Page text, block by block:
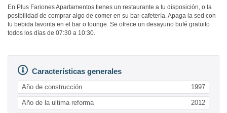
En Plus Fariones Apartamentos tienes un restaurante a tu disposición, o la
posibilidad de comprar algo de comer en su bar-cafetería. Apaga la sed con
tu bebida favorita en el bar o lounge. Se ofrece un desayuno bufé gratuito
todos los días de 07:30 a 10:30.
Características generales
Año de construcción 1997
Año de la ultima reforma 2012